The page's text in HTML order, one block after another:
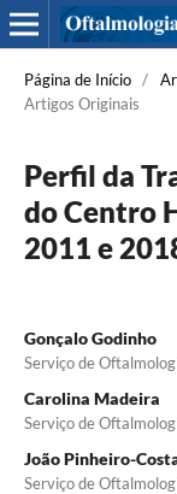
Página de Início /
Artigos Originais
Perfil da
do Centro
2011 e
Gonçalo Godinho
Serviço de
Carolina Madeira
Serviço de
João Pinheiro-
Serviço de